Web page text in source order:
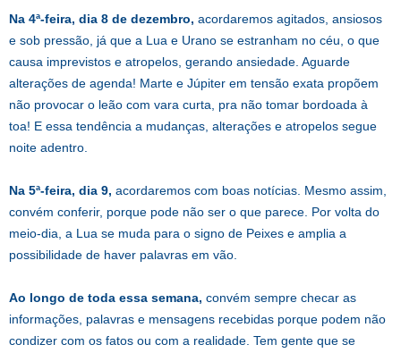
Na 4ª-feira, dia 8 de dezembro, acordaremos agitados, ansiosos
e sob pressão, já que a Lua e Urano se estranham no céu, o que
causa imprevistos e atropelos, gerando ansiedade. Aguarde
alterações de agenda! Marte e Júpiter em tensão exata propõem
não provocar o leão com vara curta, pra não tomar bordoada à
toa! E essa tendência a mudanças, alterações e atropelos segue
noite adentro.
Na 5ª-feira, dia 9, acordaremos com boas notícias. Mesmo assim,
convém conferir, porque pode não ser o que parece. Por volta do
meio-dia, a Lua se muda para o signo de Peixes e amplia a
possibilidade de haver palavras em vão.
Ao longo de toda essa semana, convém sempre checar as
informações, palavras e mensagens recebidas porque podem não
condizer com os fatos ou com a realidade. Tem gente que se